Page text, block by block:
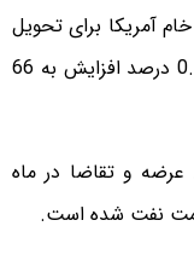
آمریکا برای تحویل
در ماه سپتامبر، امروز با 27 سنت، معادل 0.4 درصد افزایش به 66
و تقاضا در ماه
نفت شده است.